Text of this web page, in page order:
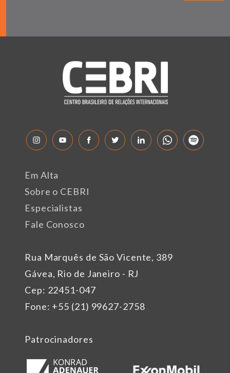
Rua Marquês de São Vicente, 389
Gávea, Rio de Janeiro - RJ
Cep: 22451-047
Fone: +55 (21) 99627-2758
Em Alta
Sobre o CEBRI
Especialistas
Fale Conosco
Patrocinadores